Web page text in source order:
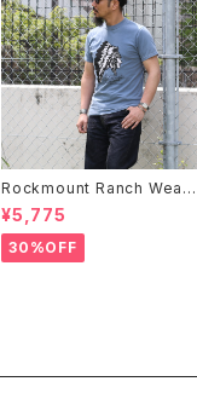
Rockmount Ranch Wear
ロックマウント ランチウェア
hief Western T-Shirt 半
Tシャツ 全2色
¥5,775
30%OFF